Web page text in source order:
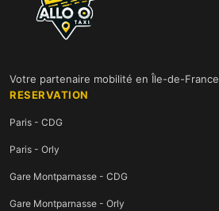
Votre partenaire mobilité en Île-de-France
RESERVATION
Paris - CDG
Paris - Orly
Gare Montparnasse - CDG
Gare Montparnasse - Orly